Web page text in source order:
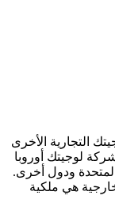
التجارية الأخرى
لوجيتك أوروبا
ودول أخرى.
هي ملكية